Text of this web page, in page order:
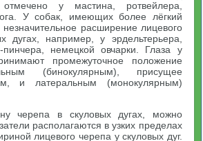
у мастина, ротвейлера,
У собак, имеющих более лёгкий
незначительное расширение лицевого
дугах, например, у эрдельтерьера,
пинчера, немецкой овчарки. Глаза у
промежуточное положение
(бинокулярным), присущее
и латеральным (монокулярным)
черепа в скуловых дугах, можно
располагаются в узких пределах
лицевого черепа у скуловых дуг.